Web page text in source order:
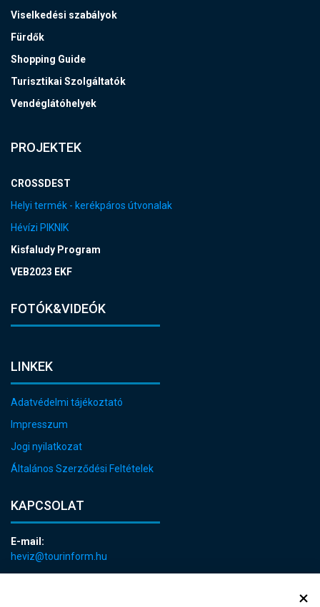
Viselkedési szabályok
Fürdők
Shopping Guide
Turisztikai Szolgáltatók
Vendéglátóhelyek
PROJEKTEK
CROSSDEST
Helyi termék - kerékpáros útvonalak
Hévízi PIKNIK
Kisfaludy Program
VEB2023 EKF
FOTÓK&VIDEÓK
LINKEK
Adatvédelmi tájékoztató
Impresszum
Jogi nyilatkozat
Általános Szerződési Feltételek
KAPCSOLAT
E-mail:
heviz@tourinform.hu